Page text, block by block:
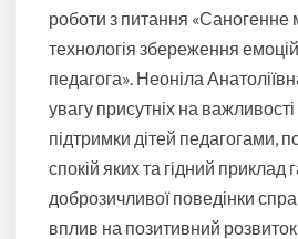
роботи з питання «Саногенне
технологія збереження
педагога». Неоніла
увагу присутніх на важливості
підтримки дітей педагогами,
спокій яких та гідний приклад
доброзичливої поведінки
вплив на позитивний